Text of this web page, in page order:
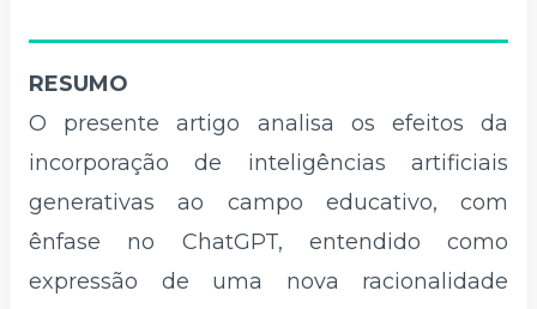
RESUMO
O presente artigo analisa os efeitos da
incorporação de inteligências artificiais
generativas ao campo educativo, com
ênfase no ChatGPT, entendido como
expressão de uma nova racionalidade